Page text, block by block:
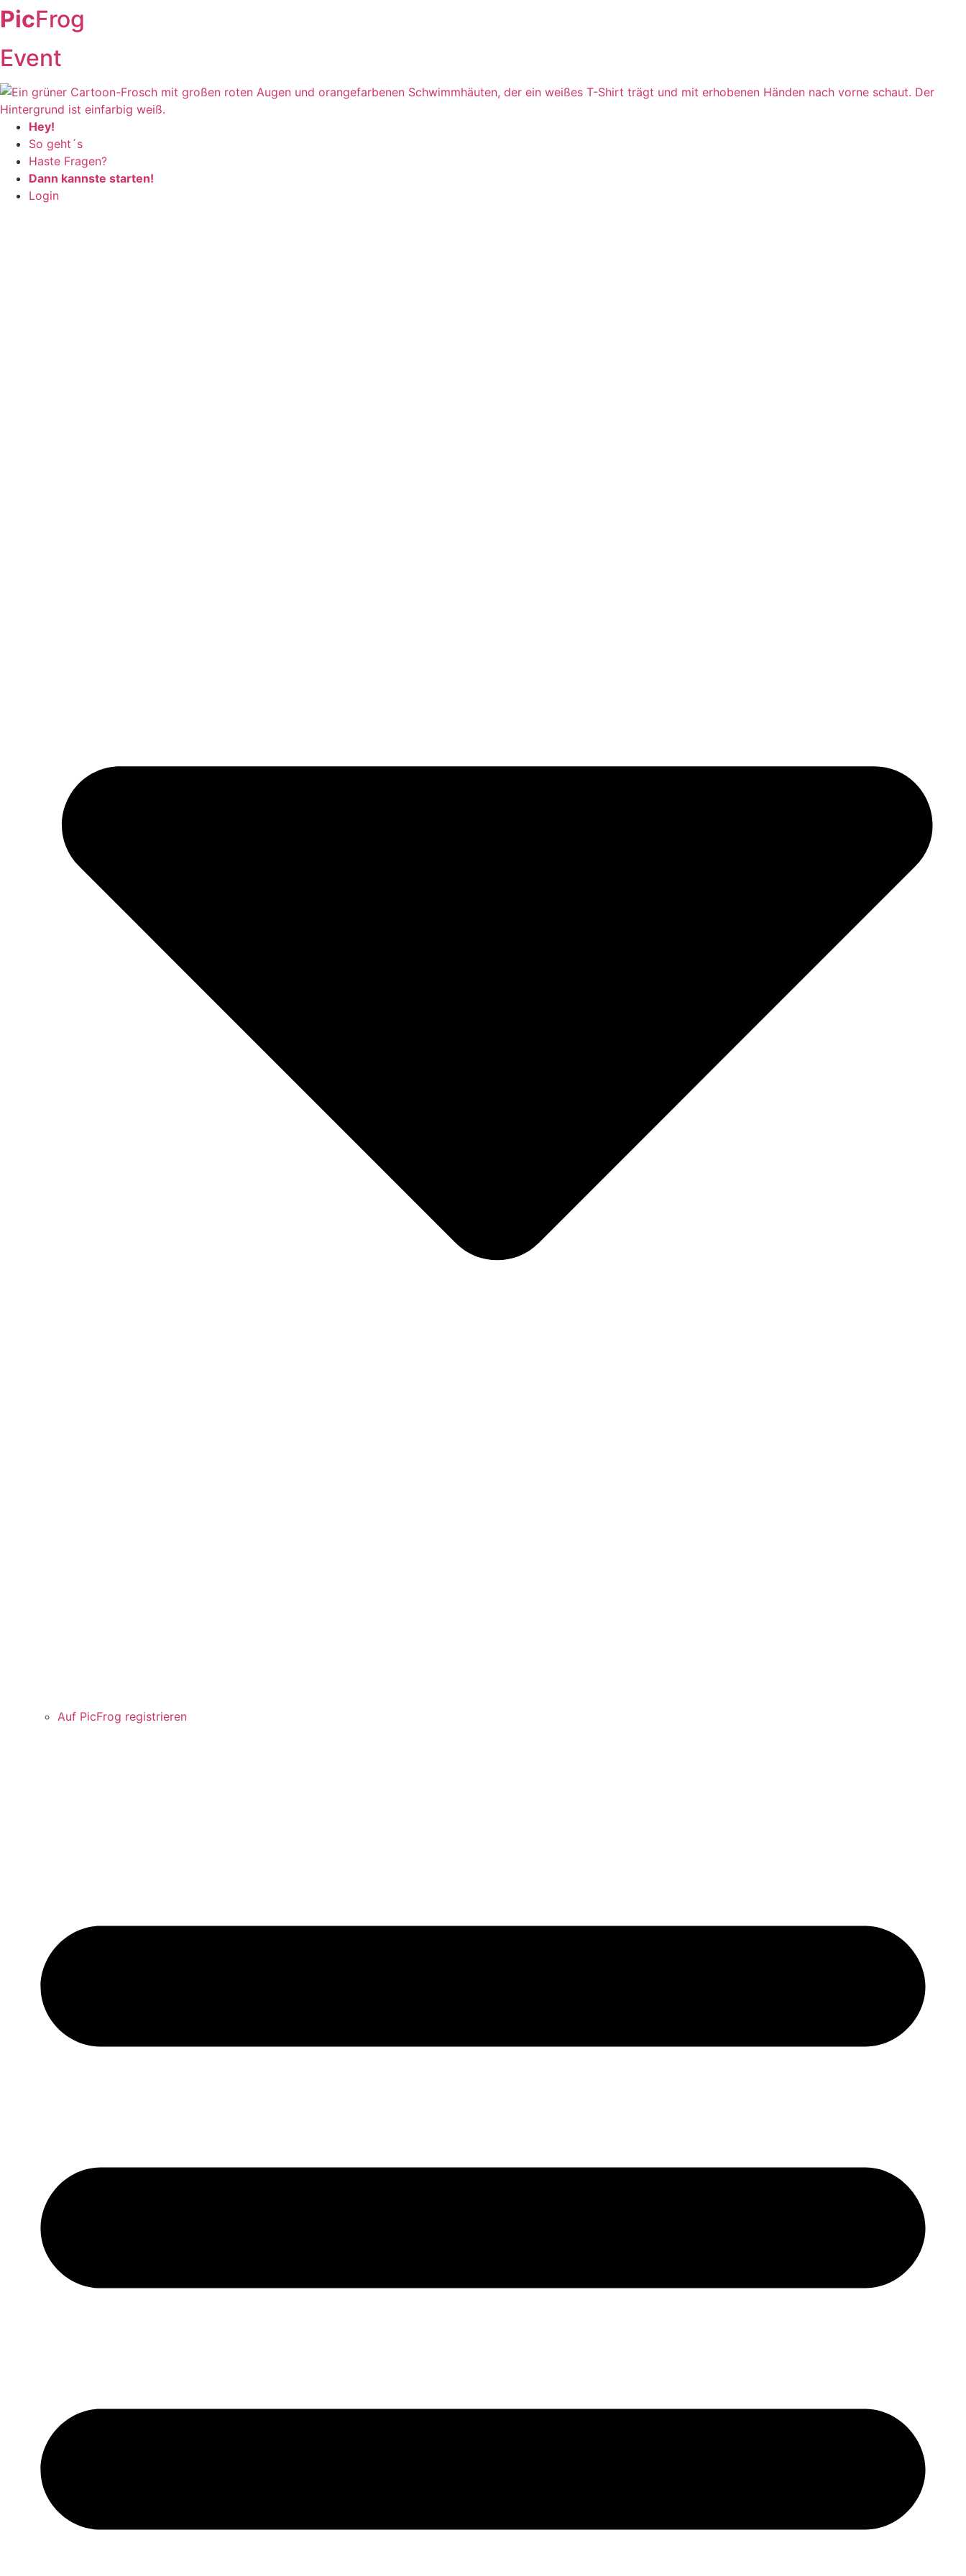
Zum
Inhalt
PicFrog
Event
Hey!
So geht´s
Haste Fragen?
Dann kannste starten!
Login
Auf PicFrog registrieren